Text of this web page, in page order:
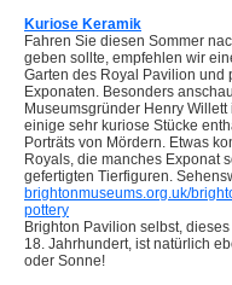
Kuriose Keramik
Fahren Sie diesen Sommer
geben sollte, empfehlen wir
Garten des Royal Pavilion und
Exponaten. Besonders
Museumsgründer Henry
einige sehr kuriose Stücke
Porträts von Mördern. Etwas
Royals, die manches Exponat
gefertigten Tierfiguren.
brightonmuseums.org.uk/
pottery
Brighton Pavilion selbst,
18. Jahrhundert, ist natürlich
oder Sonne!